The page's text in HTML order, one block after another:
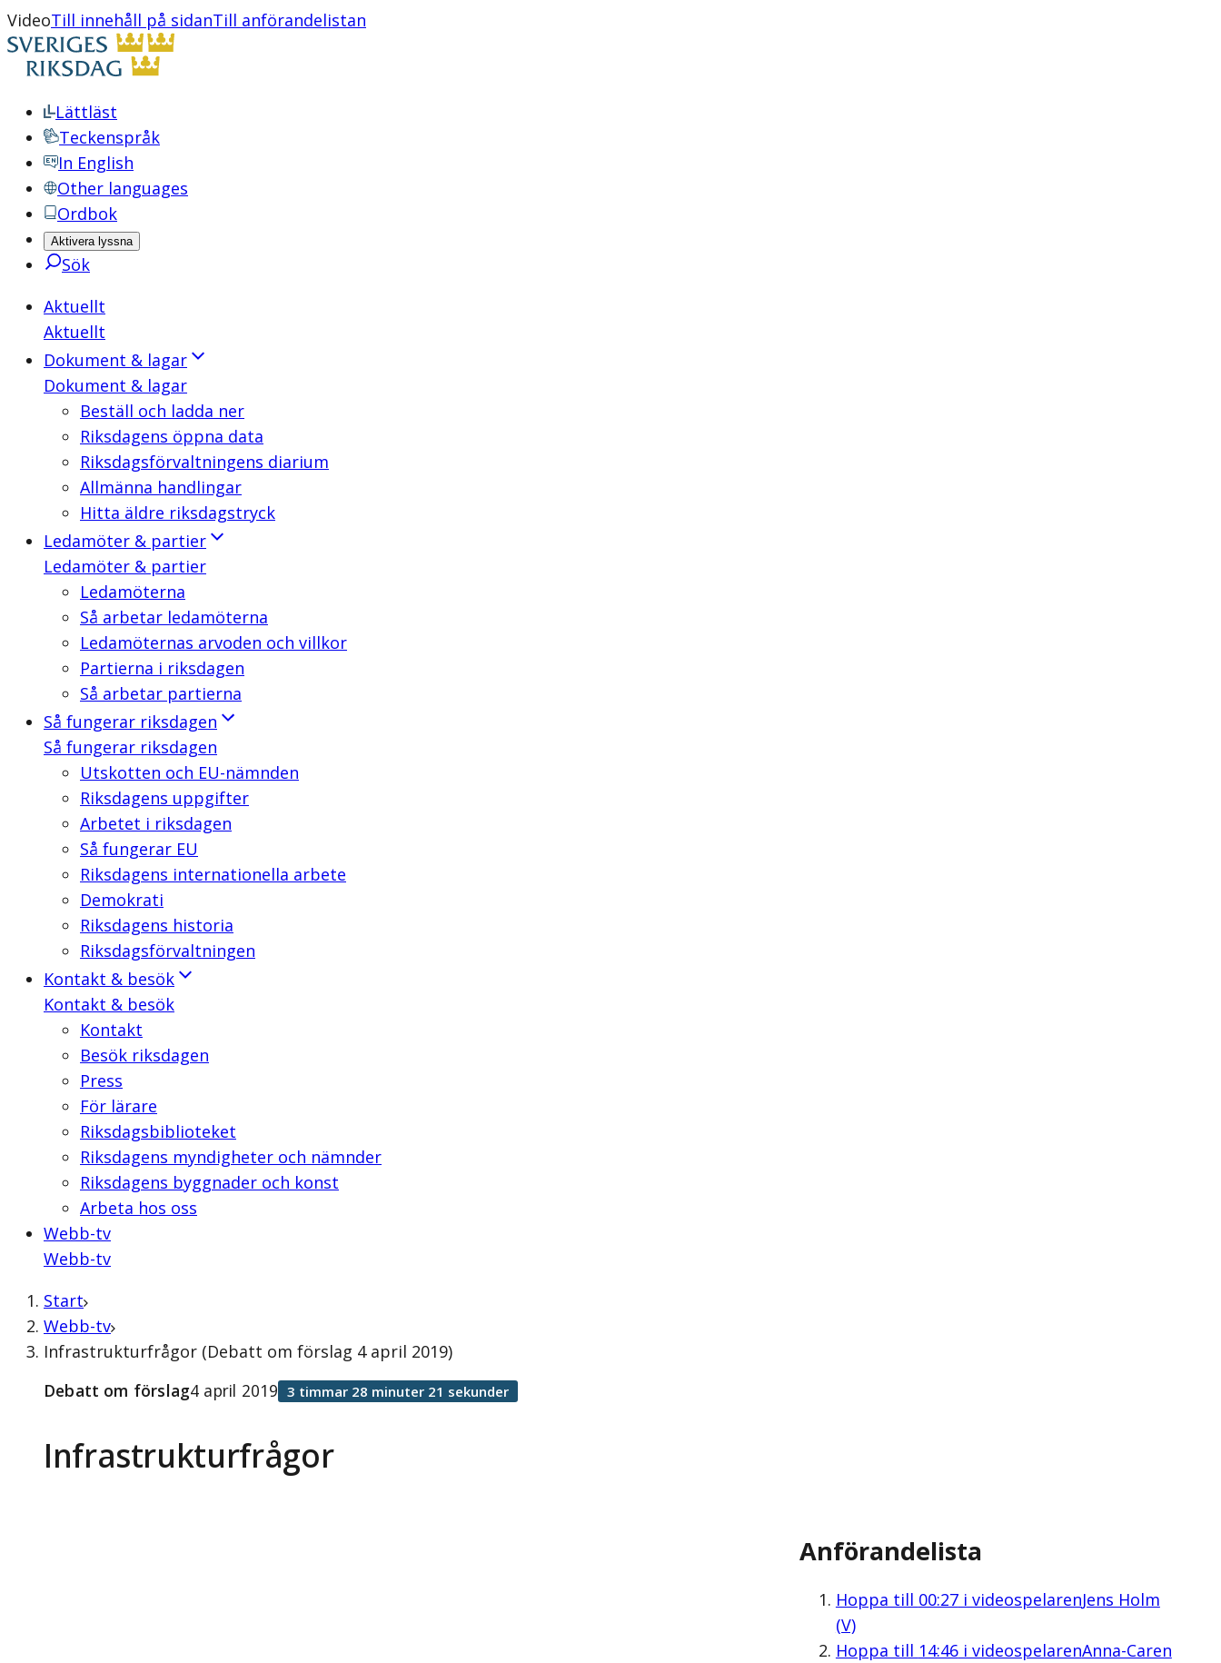
VideoTill innehåll på sidanTill anförandelistan
Lättläst
Teckenspråk
In English
Other languages
Ordbok
Aktivera lyssna
Sök
Aktuellt
Aktuellt
Dokument & lagar
Dokument & lagar
Beställ och ladda ner
Riksdagens öppna data
Riksdagsförvaltningens diarium
Allmänna handlingar
Hitta äldre riksdagstryck
Ledamöter & partier
Ledamöter & partier
Ledamöterna
Så arbetar ledamöterna
Ledamöternas arvoden och villkor
Partierna i riksdagen
Så arbetar partierna
Så fungerar riksdagen
Så fungerar riksdagen
Utskotten och EU-nämnden
Riksdagens uppgifter
Arbetet i riksdagen
Så fungerar EU
Riksdagens internationella arbete
Demokrati
Riksdagens historia
Riksdagsförvaltningen
Kontakt & besök
Kontakt & besök
Kontakt
Besök riksdagen
Press
För lärare
Riksdagsbiblioteket
Riksdagens myndigheter och nämnder
Riksdagens byggnader och konst
Arbeta hos oss
Webb-tv
Webb-tv
Start
Webb-tv
Infrastrukturfrågor (Debatt om förslag 4 april 2019)
Infrastrukturfrågor
Debatt om förslag4 april 2019 3 timmar 28 minuter 21 sekunder
Anförandelista
Hoppa till 00:27i videospelarenJens Holm
(V)
Hoppa till 14:46i videospelarenAnna-Caren